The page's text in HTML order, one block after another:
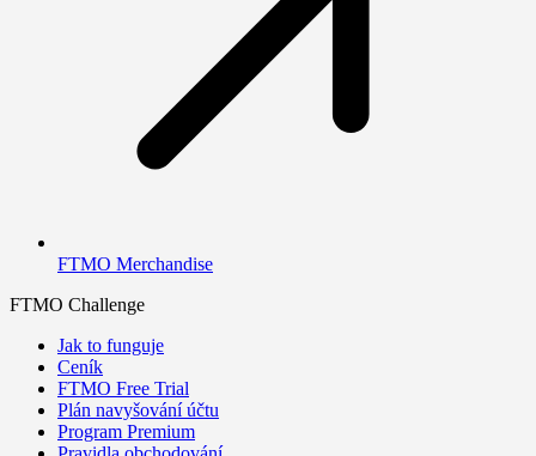
FTMO Merchandise
FTMO Challenge
Jak to funguje
Ceník
FTMO Free Trial
Plán navyšování účtu
Program Premium